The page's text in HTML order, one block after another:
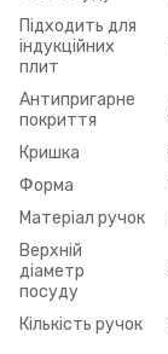
Підходить для
індукційних
плит
Антипригарне
покриття
Кришка
Форма
Матеріал ручок
Верхній
діаметр
посуду
Кількість ручок